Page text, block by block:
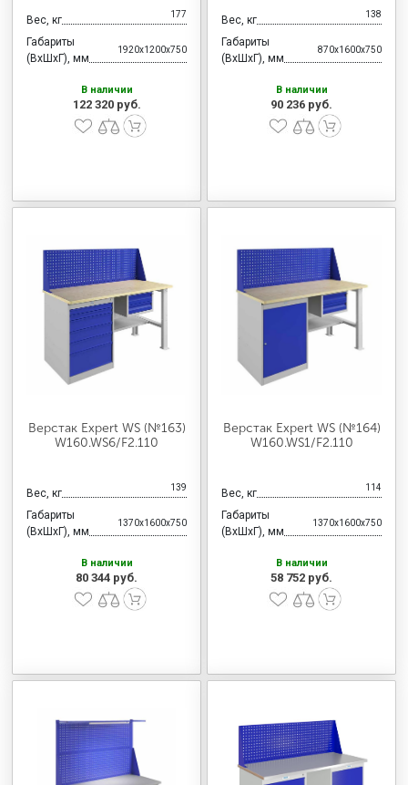
Вес, кг 177
Габариты
(ВхШхГ), мм
1920x1200x750
В наличии
122 320 руб.
Вес, кг 138
Габариты
(ВхШхГ), мм
870x1600x750
В наличии
90 236 руб.
Верстак Expert WS (№163)
W160.WS6/F2.110
Вес, кг 139
Габариты
(ВхШхГ), мм
1370x1600x750
В наличии
80 344 руб.
Верстак Expert WS (№164)
W160.WS1/F2.110
Вес, кг 114
Габариты
(ВхШхГ), мм
1370x1600x750
В наличии
58 752 руб.